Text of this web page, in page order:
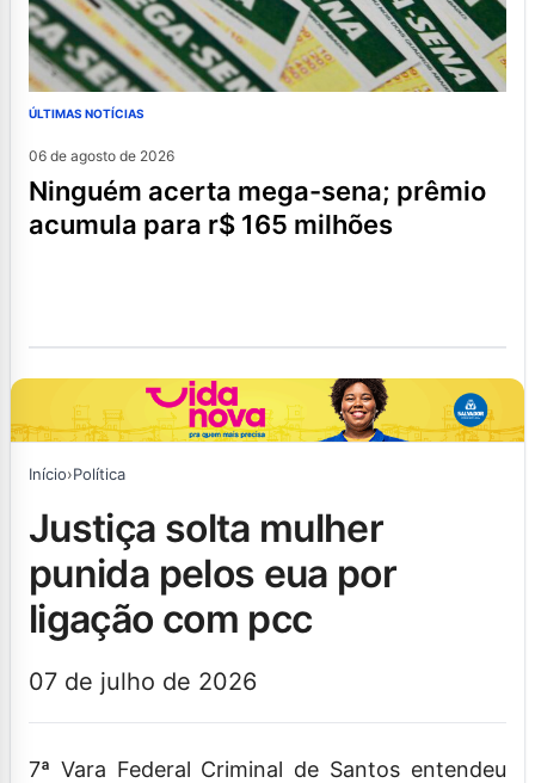
ÚLTIMAS NOTÍCIAS
06 de agosto de 2026
ninguém acerta mega-sena; prêmio
acumula para r$ 165 milhões
Início›Política
justiça solta mulher
punida pelos eua por
ligação com pcc
07 de julho de 2026
7ª Vara Federal Criminal de Santos entendeu